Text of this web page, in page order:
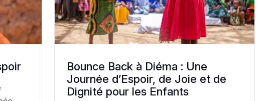
Bounce Back à Diéma : Une
Journée d’Espoir, de Joie et de
Dignité pour les Enfants